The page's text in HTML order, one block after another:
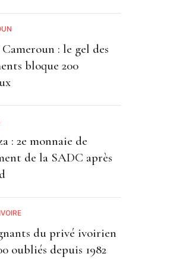
: le gel des
bloque 200
: 2e monnaie de
de la SADC après
du privé ivoirien
oubliés depuis 1982